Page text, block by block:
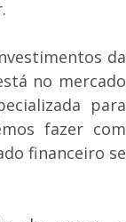
da
no mercado
para
fazer com
financeiro se